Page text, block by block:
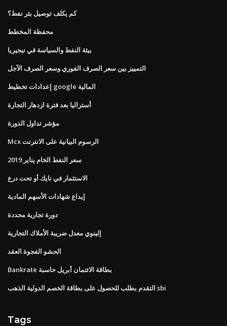
كم يكلف توصيل بئر نفط؟
محفظة المخطط
بيئة النفط والسياسة في نيجيريا
التمييز بين سعر الصرف الفوري وسعر الصرف الآجل
إعدادات تخطيط google المالية
أستراليا بعد فترة ازدهار التجارة
مؤشر تداول الدورة
Mcx الرسوم البيانية على الانترنت
سعر النفط الخام يناير 2019
الاستثمار في نايك أو تحت درع
إيداع شهادات الأسهم المادية
دورة تجارية محددة
إلينوي معدل ضريبة الأملاك التجارية
الحشو الفجوة العقد
Bankrate بطاقة الائتمان أبريل حاسبة
التقدم بطلب للحصول على بطاقة الخصم الدولية الذهب sbi
Tags